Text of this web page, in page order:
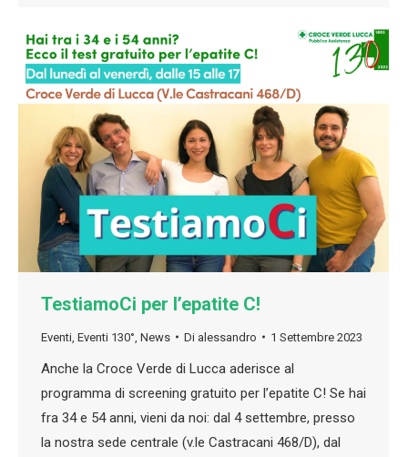
TestiamoCi per l’epatite C!
Eventi Eventi 130° News Di alessandro 1 Settembre 2023
Anche la Croce Verde di Lucca aderisce al
programma di screening gratuito per l’epatite C! Se hai
fra 34 e 54 anni, vieni da noi: dal 4 settembre, presso
la nostra sede centrale (v.le Castracani 468/D), dal